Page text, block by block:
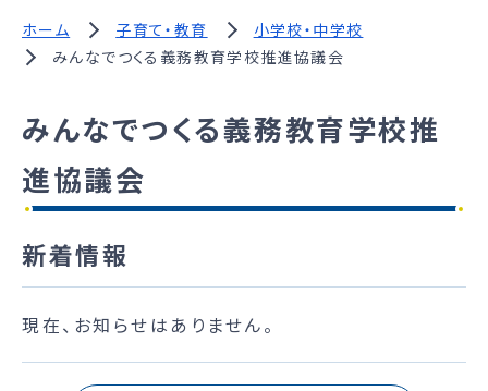
ホーム 子育て・教育
小学校・中学校
みんなでつくる義務教育学校推進協議会
みんなでつくる義務教育学校推
進協議会
新着情報
現在、お知らせはありません。